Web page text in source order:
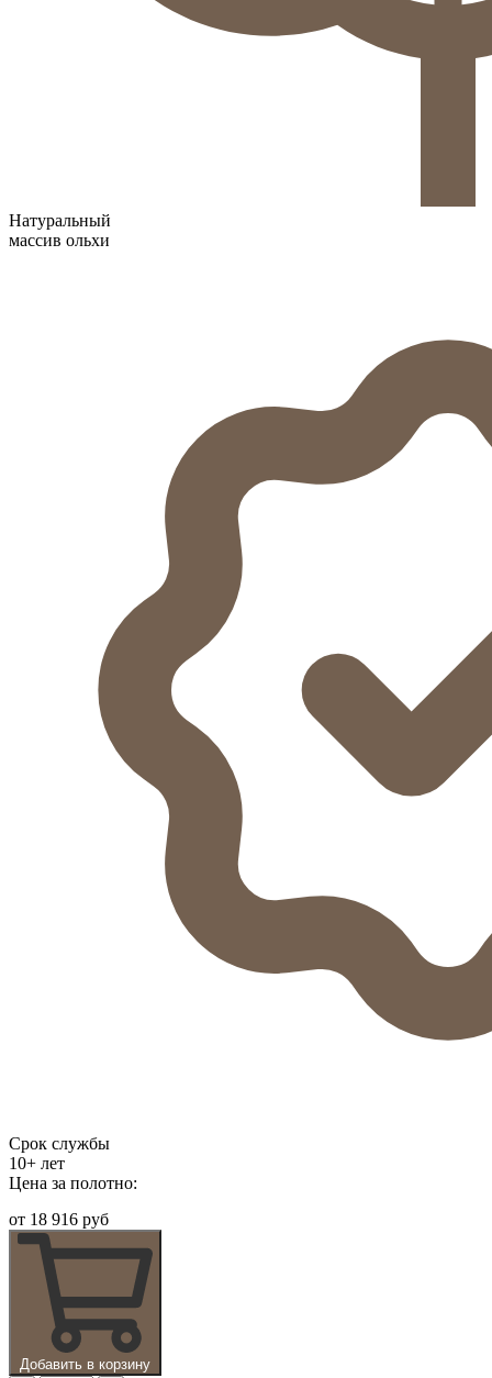
Натуральный
массив ольхи
Срок службы
10+ лет
Цена за полотно:
от 18 916 руб
Добавить в корзину